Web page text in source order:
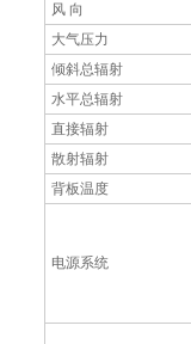
风 向
大气压力
倾斜总辐射
水平总辐射
直接辐射
散射辐射
背板温度
电源系统